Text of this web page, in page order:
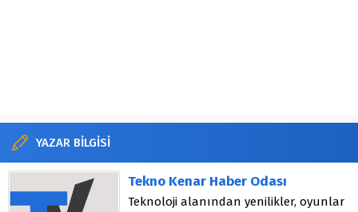
YAZAR BİLGİSİ
Tekno Kenar Haber Odası
Teknoloji alanından yenilikler, oyunlar